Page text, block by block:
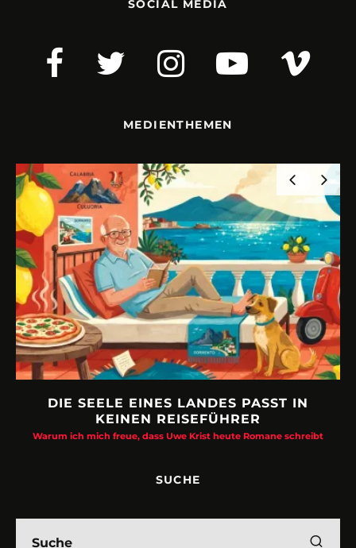
SOCIAL MEDIA
MEDIENTHEMEN
schreibt
URLAUBSFRUST – IST REISEN
Philipp Laage „Travel is broken“ - Wege aus der